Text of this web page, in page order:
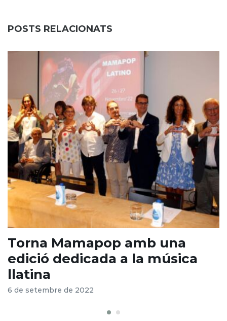
POSTS RELACIONATS
Torna Mamapop amb una
edició dedicada a la música
llatina
6 de setembre de 2022